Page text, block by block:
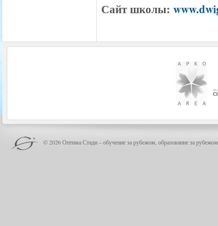
Сайт школы:
© 2026 Оптима Стади – обучение за рубежом, образование за